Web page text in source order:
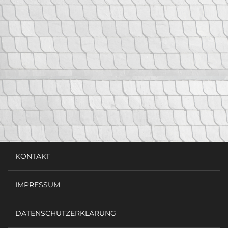
KONTAKT
IMPRESSUM
DATENSCHUTZERKLÄRUNG